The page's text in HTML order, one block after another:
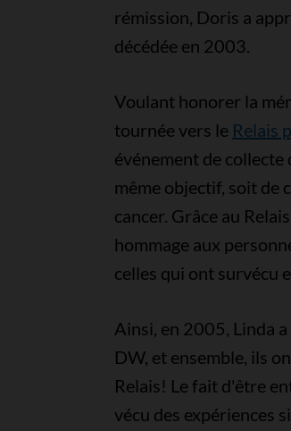
rémission, Doris a
décédée en 2003.
Voulant honorer la
tournée vers le Relais
événement de
même objectif, soit de
cancer. Grâce au
hommage aux
celles qui ont survécu
Ainsi, en 2005, Linda
DW, et ensemble, ils
Relais! Le fait d'être
vécu des expériences